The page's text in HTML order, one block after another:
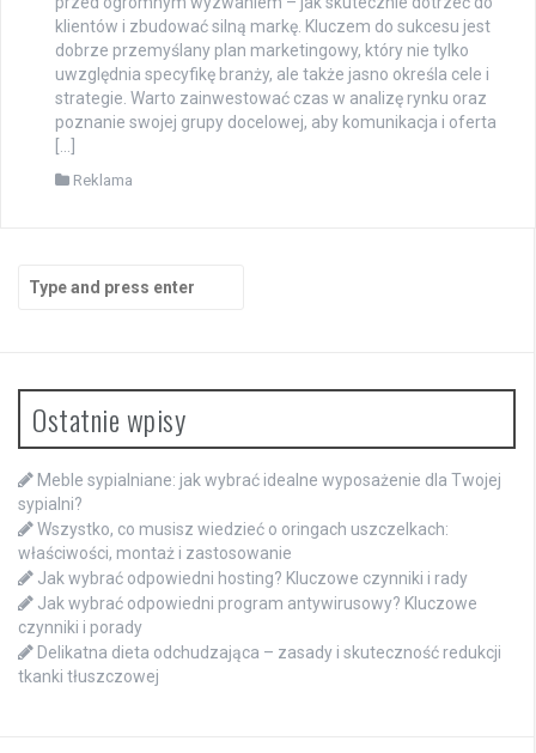
klientów i zbudować silną markę. Kluczem do sukcesu jest
dobrze przemyślany plan marketingowy, który nie tylko
uwzględnia specyfikę branży, ale także jasno określa cele i
strategie. Warto zainwestować czas w analizę rynku oraz
poznanie swojej grupy docelowej, aby komunikacja i oferta
Reklama
for:
Ostatnie wpisy
Meble sypialniane: jak wybrać idealne wyposażenie dla Twojej
sypialni?
Wszystko, co musisz wiedzieć o oringach uszczelkach:
właściwości, montaż i zastosowanie
Jak wybrać odpowiedni hosting? Kluczowe czynniki i rady
Jak wybrać odpowiedni program antywirusowy? Kluczowe
czynniki i porady
Delikatna dieta odchudzająca – zasady i skuteczność redukcji
tkanki tłuszczowej